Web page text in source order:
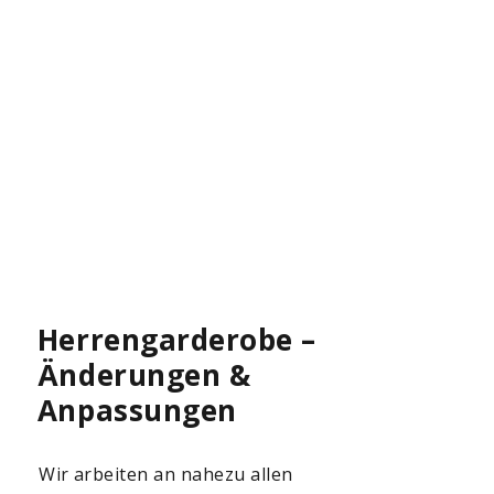
Herrengarderobe –
Änderungen &
Anpassungen
Wir arbeiten an nahezu allen